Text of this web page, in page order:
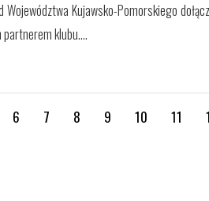
Kujawsko-Pomorskiego
partnerem klubu....
6 7 8 9 10 11